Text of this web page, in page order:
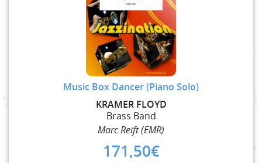
Music Box Dancer (Piano Solo)
KRAMER FLOYD
Brass Band
Marc Reift (EMR)
171,50€